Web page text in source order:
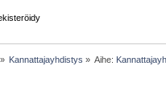
Kannattajayhdistys » Aihe: